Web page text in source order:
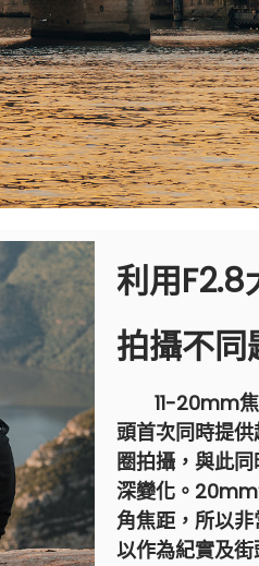
利用F2.8
拍攝不同
11-20mm
頭首次同時提
圈拍攝，與此
深變化。20mm
角焦距，所以
以作為紀實及街